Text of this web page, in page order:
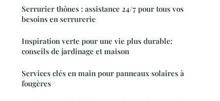
Serrurier thônes : assistance 24/7 pour tous vos
besoins en serrurerie
Inspiration verte pour une vie plus durable:
conseils de jardinage et maison
Services clés en main pour panneaux solaires à
fougères